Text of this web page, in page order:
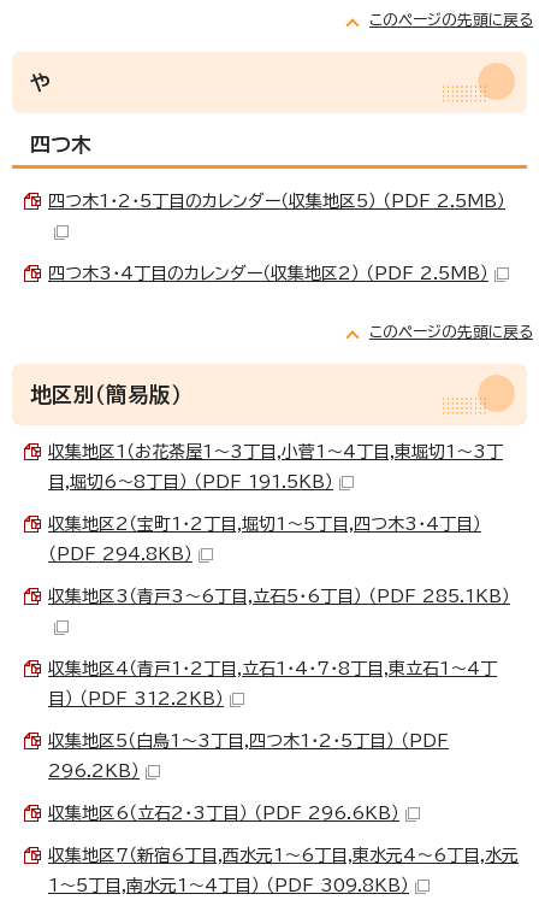
このページの先頭に戻る
や
四つ木
四つ木1・2・5丁目のカレンダー（収集地区5） （PDF 2.5MB）
四つ木3・4丁目のカレンダー（収集地区2） （PDF 2.5MB）
このページの先頭に戻る
地区別（簡易版）
収集地区1（お花茶屋1～3丁目,小菅1～4丁目,東堀切1～3丁
目,堀切6～8丁目） （PDF 191.5KB）
収集地区2（宝町1・2丁目,堀切1～5丁目,四つ木3・4丁目）
（PDF 294.8KB）
収集地区3（青戸3～6丁目,立石5・6丁目） （PDF 285.1KB）
収集地区4（青戸1・2丁目,立石1・4・7・8丁目,東立石1～4丁
目） （PDF 312.2KB）
収集地区5（白鳥1～3丁目,四つ木1・2・5丁目） （PDF
296.2KB）
収集地区6（立石2・3丁目） （PDF 296.6KB）
収集地区7（新宿6丁目,西水元1～6丁目,東水元4～6丁目,水元
1～5丁目,南水元1～4丁目） （PDF 309.8KB）